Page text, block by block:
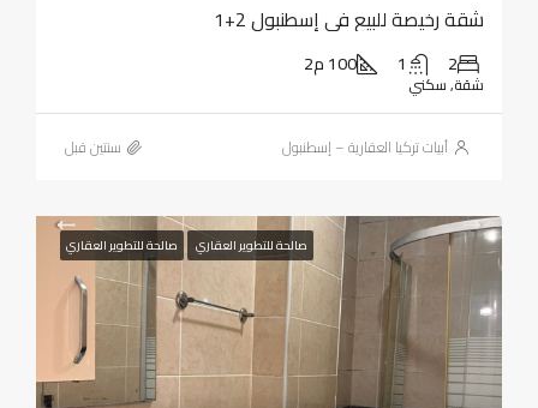
شقة رخيصة للبيع في إسطنبول 2+1
2
1 100 م2
شقة, سكني
أبيات تركيا العقارية – إسطنبول ‏سنتين قبل
صالحة للتطوير العقاري صالحة للتطوير العقاري